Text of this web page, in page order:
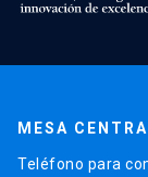
MESA
Teléfono para